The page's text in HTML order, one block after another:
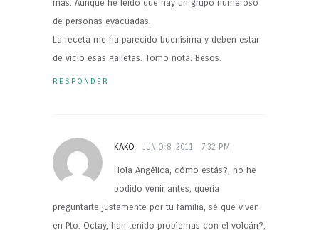
más. Aunque he leído que hay un grupo numeroso
de personas evacuadas.
La receta me ha parecido buenísima y deben estar
de vicio esas galletas. Tomo nota. Besos.
RESPONDER
KAKO JUNIO 8, 2011 7:32 PM
Hola Angélica, cómo estás?, no he
podido venir antes, quería
preguntarte justamente por tu familia, sé que viven
en Pto. Octay, han tenido problemas con el volcán?,